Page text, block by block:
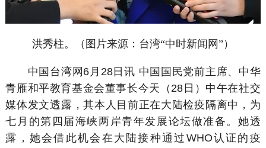
洪秀柱。（图片来源：台湾“中时新闻网”）
中国台湾网6月28日讯 中国国民党前主席、中华
青雁和平教育基金会董事长今天（28日）中午在社交
媒体发文透露，其本人目前正在大陆检疫隔离中，为
七月的第四届海峡两岸青年发展论坛做准备。她透
露，她会借此机会在大陆接种通过WHO认证的疫